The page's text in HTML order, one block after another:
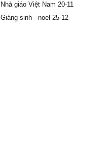
Nhà giáo Việt Nam 20-11
Giáng sinh - noel 25-12